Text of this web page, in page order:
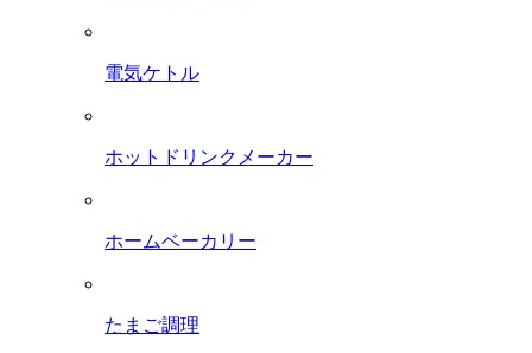
電気ケトル
ホットドリンクメーカー
ホームベーカリー
たまご調理